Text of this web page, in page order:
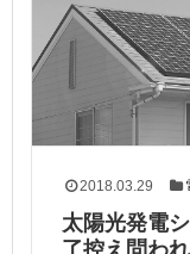
2018.03.29
太陽光発電
了控え問わ